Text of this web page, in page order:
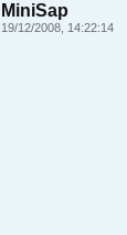
MiniSap
19/12/2008, 14:22:14